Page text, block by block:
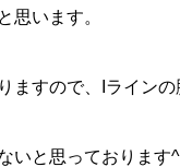
思います。
すので、Iラインの
いと思っておりま